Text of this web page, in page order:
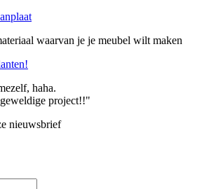
waarvan je je meubel wilt maken
haha.
project!!"
nieuwsbrief